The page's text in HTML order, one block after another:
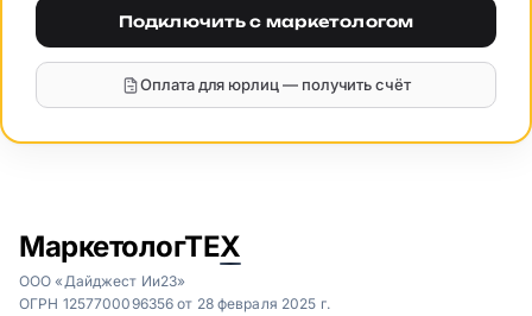
Подключить с маркетологом
Оплата для юрлиц — получить счёт
МаркетологТЕХ
ООО «Дайджест Ии23»
ОГРН 1257700096356 от 28 февраля 2025 г.